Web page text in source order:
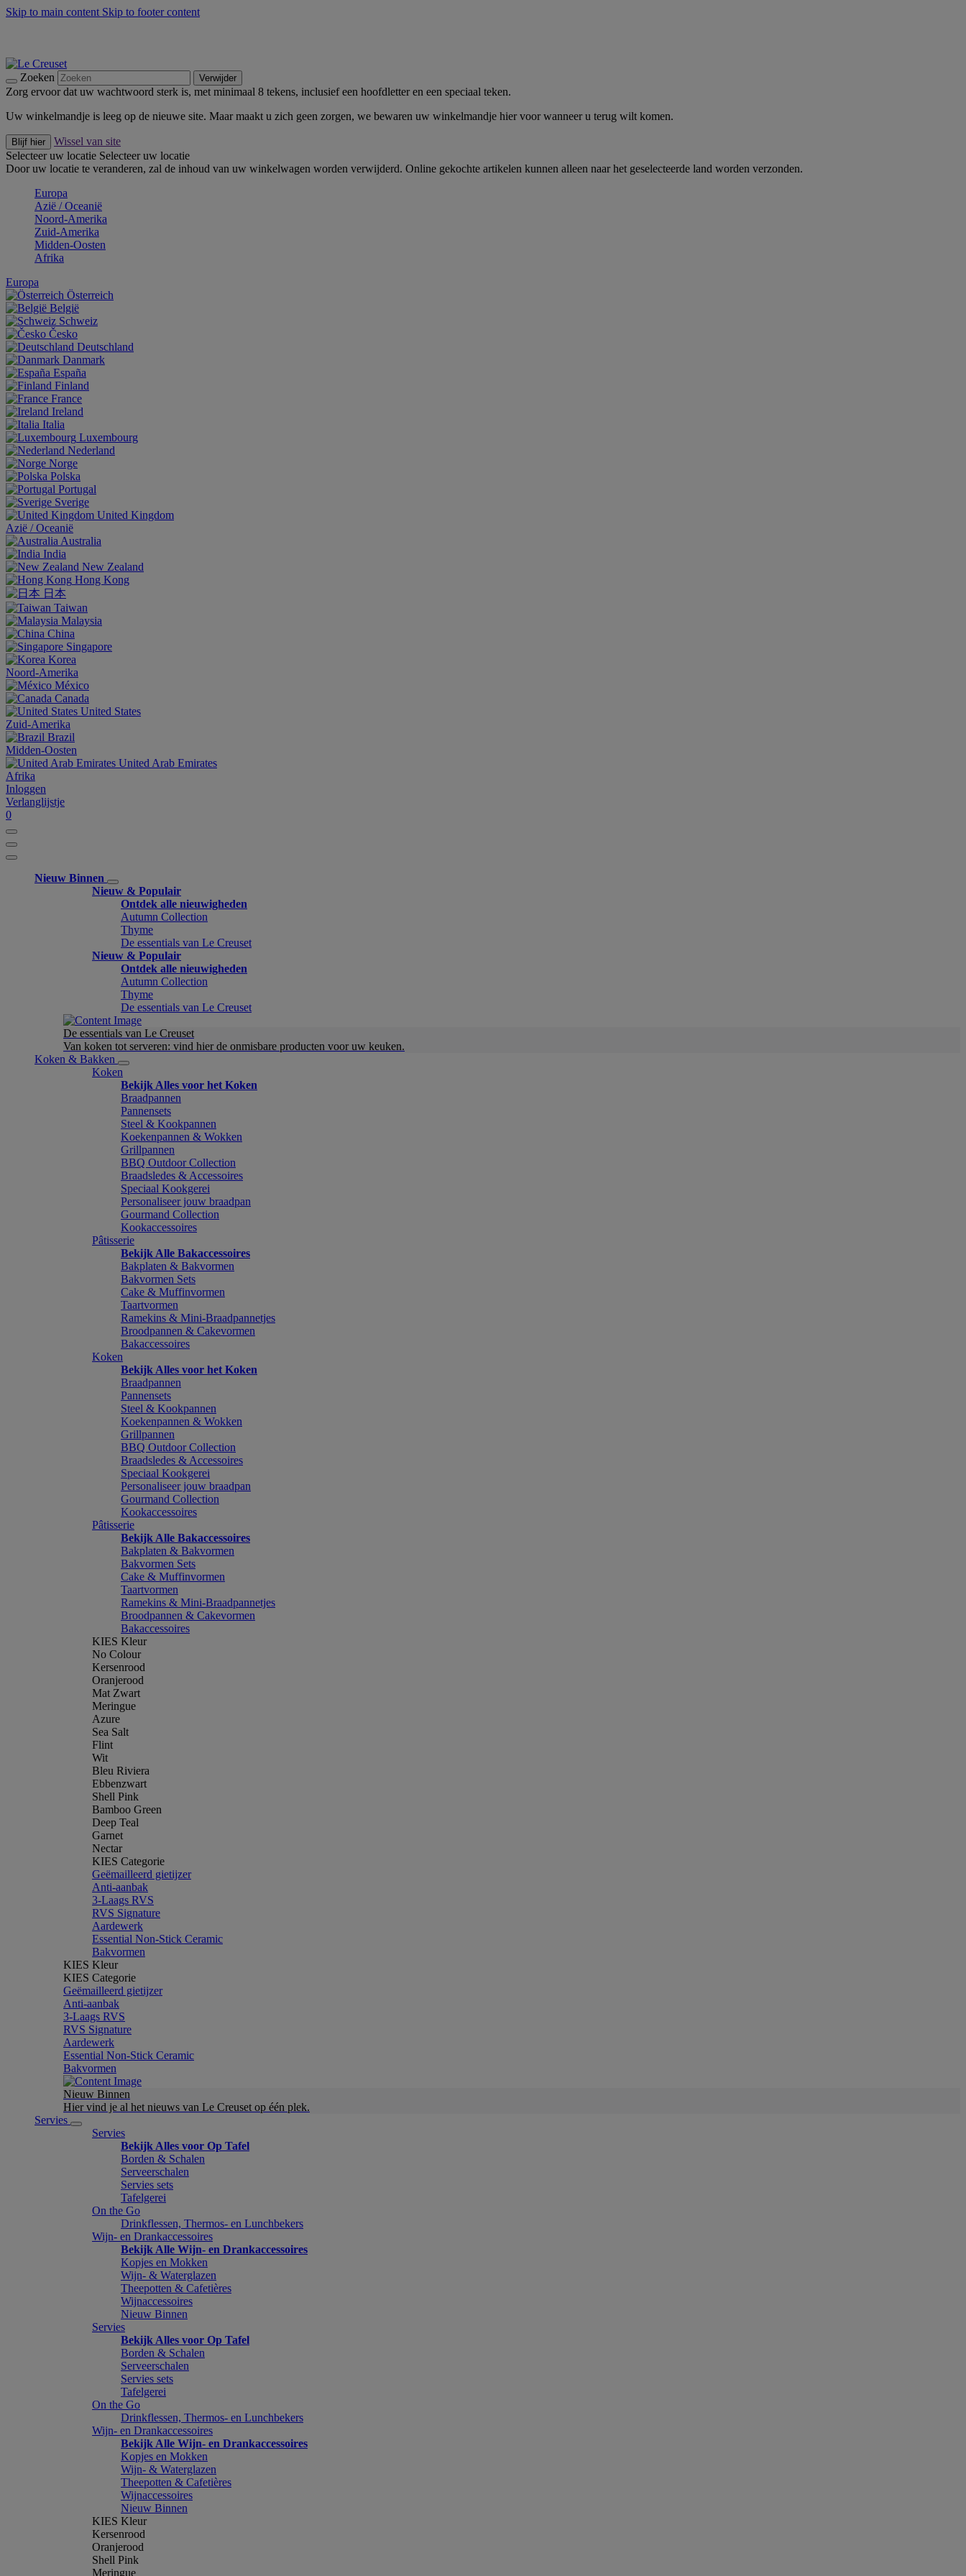
Skip to main content Skip to footer content
Zoeken Verwijder
Zorg ervoor dat uw wachtwoord sterk is, met minimaal 8 tekens, inclusief een hoofdletter en een speciaal teken.
Uw winkelmandje is leeg op de nieuwe site. Maar maakt u zich geen zorgen, we bewaren uw winkelmandje hier voor wanneer u terug wilt komen.
Blijf hier
Wissel van site
Selecteer uw locatie Selecteer uw locatie
Door uw locatie te veranderen, zal de inhoud van uw winkelwagen worden verwijderd. Online gekochte artikelen kunnen alleen naar het geselecteerde land worden verzonden.
Europa
Aziё / Oceaniё
Noord-Amerika
Zuid-Amerika
Midden-Oosten
Afrika
Europa
Österreich
België
Schweiz
Česko
Deutschland
Danmark
España
Finland
France
Ireland
Italia
Luxembourg
Nederland
Norge
Polska
Portugal
Sverige
United Kingdom
Aziё / Oceaniё
Australia
India
New Zealand
Hong Kong
日本
Taiwan
Malaysia
China
Singapore
Korea
Noord-Amerika
México
Canada
United States
Zuid-Amerika
Brazil
Midden-Oosten
United Arab Emirates
Afrika
Inloggen
Verlanglijstje
0
Nieuw Binnen
Nieuw & Populair
Ontdek alle nieuwigheden
Autumn Collection
Thyme
De essentials van Le Creuset
Nieuw & Populair
Ontdek alle nieuwigheden
Autumn Collection
Thyme
De essentials van Le Creuset
De essentials van Le Creuset
Van koken tot serveren: vind hier de onmisbare producten voor uw keuken.
Koken & Bakken
Koken
Bekijk Alles voor het Koken
Braadpannen
Pannensets
Steel & Kookpannen
Koekenpannen & Wokken
Grillpannen
BBQ Outdoor Collection
Braadsledes & Accessoires
Speciaal Kookgerei
Personaliseer jouw braadpan
Gourmand Collection
Kookaccessoires
Pâtisserie
Bekijk Alle Bakaccessoires
Bakplaten & Bakvormen
Bakvormen Sets
Cake & Muffinvormen
Taartvormen
Ramekins & Mini-Braadpannetjes
Broodpannen & Cakevormen
Bakaccessoires
Koken
Bekijk Alles voor het Koken
Braadpannen
Pannensets
Steel & Kookpannen
Koekenpannen & Wokken
Grillpannen
BBQ Outdoor Collection
Braadsledes & Accessoires
Speciaal Kookgerei
Personaliseer jouw braadpan
Gourmand Collection
Kookaccessoires
Pâtisserie
Bekijk Alle Bakaccessoires
Bakplaten & Bakvormen
Bakvormen Sets
Cake & Muffinvormen
Taartvormen
Ramekins & Mini-Braadpannetjes
Broodpannen & Cakevormen
Bakaccessoires
KIES Kleur
No Colour
Kersenrood
Oranjerood
Mat Zwart
Meringue
Azure
Sea Salt
Flint
Wit
Bleu Riviera
Ebbenzwart
Shell Pink
Bamboo Green
Deep Teal
Garnet
Nectar
KIES Categorie
Geëmailleerd gietijzer
Anti-aanbak
3-Laags RVS
RVS Signature
Aardewerk
Essential Non-Stick Ceramic
Bakvormen
KIES Kleur
KIES Categorie
Geëmailleerd gietijzer
Anti-aanbak
3-Laags RVS
RVS Signature
Aardewerk
Essential Non-Stick Ceramic
Bakvormen
Nieuw Binnen
Hier vind je al het nieuws van Le Creuset op één plek.
Servies
Servies
Bekijk Alles voor Op Tafel
Borden & Schalen
Serveerschalen
Servies sets
Tafelgerei
On the Go
Drinkflessen, Thermos- en Lunchbekers
Wijn- en Drankaccessoires
Bekijk Alle Wijn- en Drankaccessoires
Kopjes en Mokken
Wijn- & Waterglazen
Theepotten & Cafetières
Wijnaccessoires
Nieuw Binnen
Servies
Bekijk Alles voor Op Tafel
Borden & Schalen
Serveerschalen
Servies sets
Tafelgerei
On the Go
Drinkflessen, Thermos- en Lunchbekers
Wijn- en Drankaccessoires
Bekijk Alle Wijn- en Drankaccessoires
Kopjes en Mokken
Wijn- & Waterglazen
Theepotten & Cafetières
Wijnaccessoires
Nieuw Binnen
KIES Kleur
Kersenrood
Oranjerood
Shell Pink
Meringue